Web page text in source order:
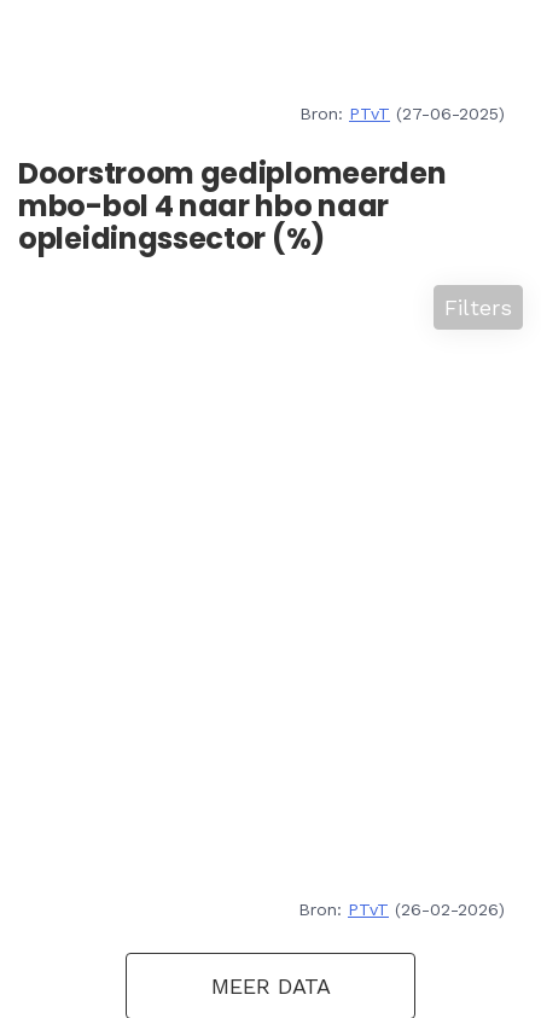
Bron: PTvT (27-06-2025)
Doorstroom gediplomeerden
mbo-bol 4 naar hbo naar
opleidingssector (%)
Filters
Bron: PTvT (26-02-2026)
MEER DATA